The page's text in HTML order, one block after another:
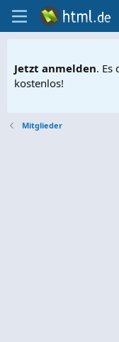
Jetzt anmelden. Es
kostenlos!
Mitglieder